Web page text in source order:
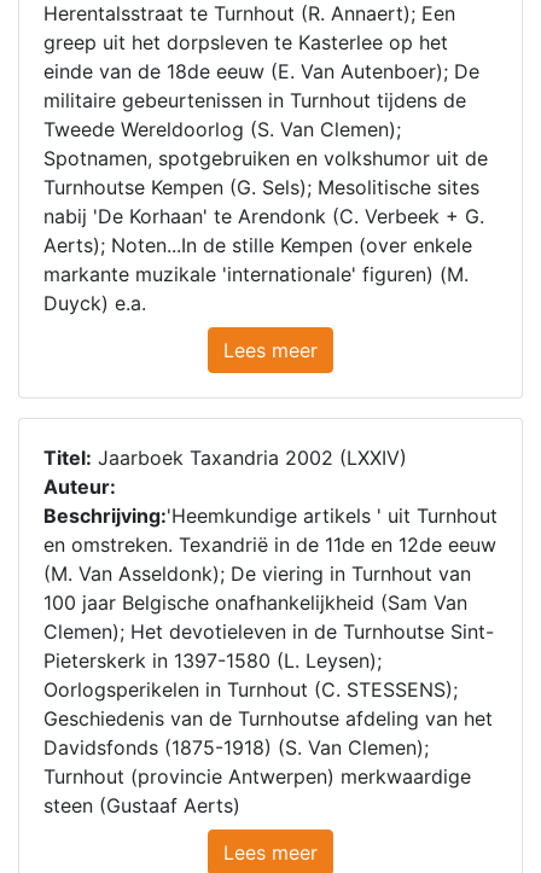
Herentalsstraat te Turnhout (R. Annaert); Een
greep uit het dorpsleven te Kasterlee op het
einde van de 18de eeuw (E. Van Autenboer); De
militaire gebeurtenissen in Turnhout tijdens de
Tweede Wereldoorlog (S. Van Clemen);
Spotnamen, spotgebruiken en volkshumor uit de
Turnhoutse Kempen (G. Sels); Mesolitische sites
nabij 'De Korhaan' te Arendonk (C. Verbeek + G.
Aerts); Noten...In de stille Kempen (over enkele
markante muzikale 'internationale' figuren) (M.
Duyck) e.a.
Lees meer
Titel: Jaarboek Taxandria 2002 (LXXIV)
Auteur:
Beschrijving:'Heemkundige artikels ' uit Turnhout
en omstreken. Texandrië in de 11de en 12de eeuw
(M. Van Asseldonk); De viering in Turnhout van
100 jaar Belgische onafhankelijkheid (Sam Van
Clemen); Het devotieleven in de Turnhoutse Sint-
Pieterskerk in 1397-1580 (L. Leysen);
Oorlogsperikelen in Turnhout (C. STESSENS);
Geschiedenis van de Turnhoutse afdeling van het
Davidsfonds (1875-1918) (S. Van Clemen);
Turnhout (provincie Antwerpen) merkwaardige
steen (Gustaaf Aerts)
Lees meer